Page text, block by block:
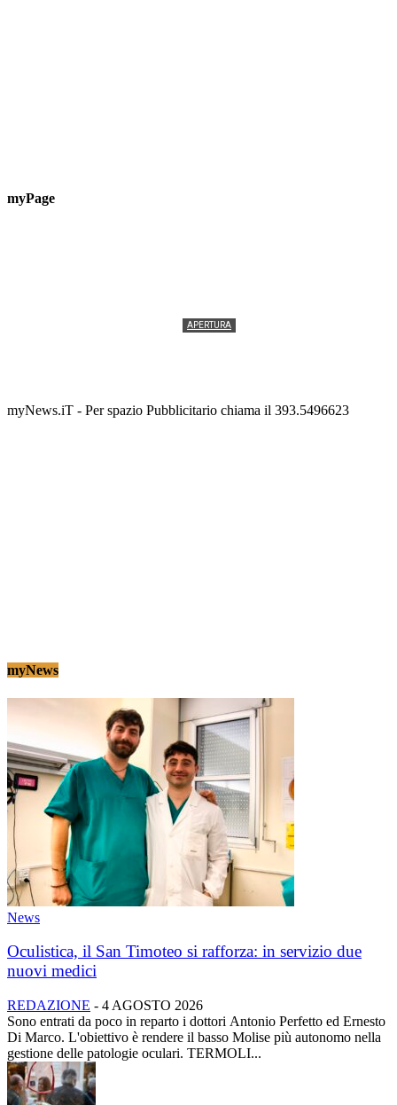
myPage
APERTURA
myNews.iT - Per spazio Pubblicitario chiama il 393.5496623
myNews
News
Oculistica, il San Timoteo si rafforza: in servizio due
nuovi medici
REDAZIONE - 4 AGOSTO 2026
Sono entrati da poco in reparto i dottori Antonio Perfetto ed Ernesto
Di Marco. L'obiettivo è rendere il basso Molise più autonomo nella
gestione delle patologie oculari. TERMOLI...